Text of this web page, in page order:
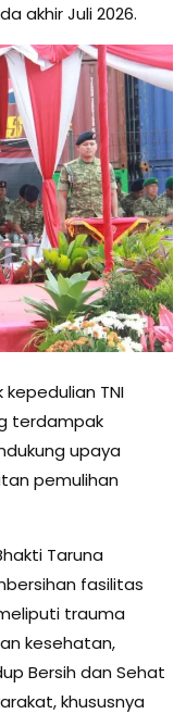
akhir Juli 2026.
TNI
terdampak
upaya
pemulihan
Taruna
fasilitas
trauma
kesehatan,
Bersih dan Sehat
khususnya